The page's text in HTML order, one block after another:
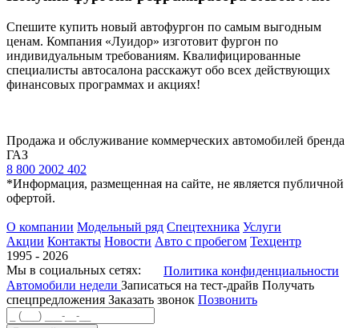
Спешите купить новый автофургон по самым выгодным
ценам. Компания «Луидор» изготовит фургон по
индивидуальным требованиям. Квалифицированные
специалисты автосалона расскажут обо всех действующих
финансовых программах и акциях!
Продажа и обслуживание коммерческих автомобилей бренда
ГАЗ
8 800 2002 402
*Информация, размещенная на сайте, не является публичной
офертой.
О компании Модельный ряд Спецтехника Услуги
Акции Контакты Новости Авто с пробегом Техцентр
1995 - 2026
Мы в социальных сетях:
Политика конфиденциальности
Автомобили недели Записаться на тест-драйв Получать
спецпредложения Заказать звонок Позвонить